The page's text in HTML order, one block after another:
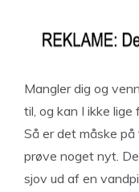
Mangler dig og
til, og kan I ikke
Så er det måske
prøve noget nyt.
sjov ud af en